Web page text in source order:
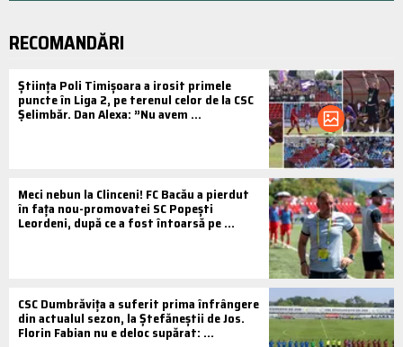
RECOMANDĂRI
Știința Poli Timișoara a irosit primele
puncte în Liga 2, pe terenul celor de la CSC
Șelimbăr. Dan Alexa: ”Nu avem ...
Meci nebun la Clinceni! FC Bacău a pierdut
în fața nou-promovatei SC Popești
Leordeni, după ce a fost întoarsă pe ...
CSC Dumbrăvița a suferit prima înfrângere
din actualul sezon, la Ștefăneștii de Jos.
Florin Fabian nu e deloc supărat: ...